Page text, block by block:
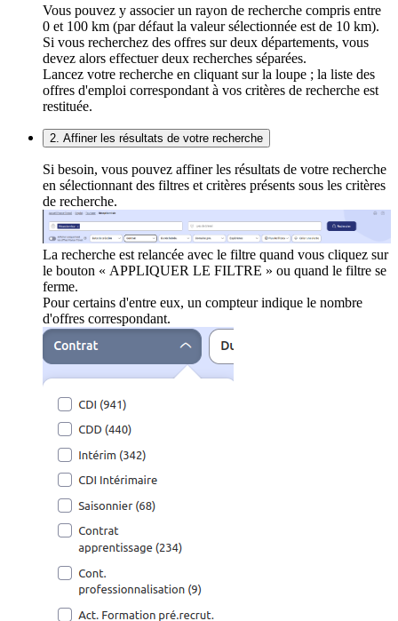
Vous pouvez y associer un rayon de recherche compris entre
0 et 100 km (par défaut la valeur sélectionnée est de 10 km).
Si vous recherchez des offres sur deux départements, vous
devez alors effectuer deux recherches séparées.
Lancez votre recherche en cliquant sur la loupe ; la liste des
offres d'emploi correspondant à vos critères de recherche est
restituée.
2. Affiner les résultats de votre recherche
Si besoin, vous pouvez affiner les résultats de votre recherche
en sélectionnant des filtres et critères présents sous les critères
de recherche.
La recherche est relancée avec le filtre quand vous cliquez sur
le bouton « APPLIQUER LE FILTRE » ou quand le filtre se
ferme.
Pour certains d'entre eux, un compteur indique le nombre
d'offres correspondant.